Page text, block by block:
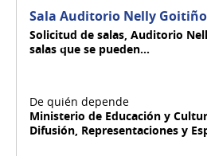
Sala Auditorio Nelly
Solicitud de salas, Auditorio
salas que se pueden...
Ministerio de Educación y
Difusión, Representaciones y